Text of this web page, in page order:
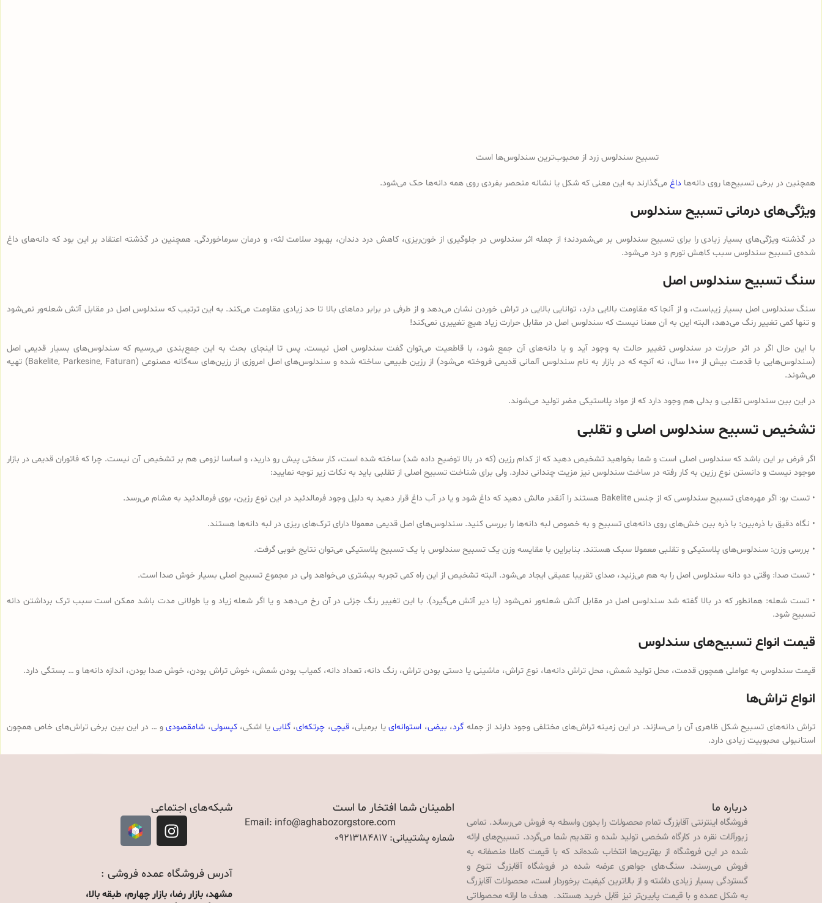
تسبیح سندلوس زرد از محبوب‌ترین سندلوس‌ها است
همچنین در برخی تسبیح‌ها روی دانه‌ها داغ می‌گذارند به این معنی که شکل یا نشانه منحصر بفردی روی همه دانه‌ها حک می‌شود.
ویژگی‌های درمانی تسبیح سندلوس
در گذشته ویژگی‌های بسیار زیادی را برای تسبیح سندلوس بر می‌شمردند؛ از جمله اثر سندلوس در جلوگیری از خون‌ریزی، کاهش درد دندان، بهبود سلامت لثه، و درمان سرماخوردگی. همچنین در گذشته اعتقاد بر این بود که دانه‌های داغ
شده‌ی تسبیح سندلوس سبب کاهش تورم و درد می‌شود.
سنگ تسبیح سندلوس اصل
سنگ سندلوس اصل بسیار زیباست، و از آنجا که مقاومت بالایی دارد، توانایی بالایی در تراش خوردن نشان می‌دهد و از طرفی در برابر دماهای بالا تا حد زیادی مقاومت می‌کند. به این ترتیب که سندلوس اصل در مقابل آتش شعله‌ور نمی‌شود
و تنها کمی تغییر رنگ می‌دهد، البته این به آن معنا نیست که سندلوس اصل در مقابل حرارت زیاد هیچ تغییری نمی‌کند!
با این حال اگر در اثر حرارت در سندلوس تغییر حالت به وجود آید و یا دانه‌های آن جمع شود، با قاطعیت می‌توان گفت سندلوس اصل نیست. پس تا اینجای بحث به این جمع‌بندی می‌رسیم که سندلوس‌های بسیار قدیمی اصل
(سندلوس‌هایی با قدمت بیش از 100 سال، نه آنچه که در بازار به نام سندلوس آلمانی قدیمی فروخته می‌شود) از رزین طبیعی ساخته شده و سندلوس‌‌های اصل امروزی از رزین‌های سه‌گانه مصنوعی (Bakelite, Parkesine, Faturan) تهیه
می‌شوند.
در این بین سندلوس تقلبی و بدلی هم وجود دارد که از مواد پلاستیکی مضر تولید می‌شوند.
تشخیص تسبیح سندلوس اصلی و تقلبی
اگر فرض بر این باشد که سندلوس اصلی است و شما بخواهید تشخیص دهید که از کدام رزین (که در بالا توضیح داده شد) ساخته شده است، کار سختی پیش رو دارید، و اساسا لزومی هم بر تشخیص آن نیست. چرا که فاتوران قدیمی در بازار
موجود نیست و دانستن نوع رزین به کار رفته در ساخت سندلوس نیز مزیت چندانی ندارد. ولی برای شناخت تسبیح اصلی از تقلبی باید به نکات زیر توجه نمایید:
• تست بو: اگر مهره‌های تسبیح‌ سندلوسی که از جنس Bakelite هستند را آنقدر مالش دهید که داغ شود و یا در آب داغ قرار دهید به دلیل وجود فرمالدئید در این نوع رزین، بوی فرمالدئید به مشام می‌رسد.
• نگاه دقیق با ذره‌بین: با ذره بین خش‌های روی دانه‌های تسبیح و به خصوص لبه دانه‌ها را بررسی کنید. سندلوس‌های اصل قدیمی معمولا دارای ترک‌های ریزی در لبه دانه‌ها هستند.
• بررسی وزن: سندلوس‌های پلاستیکی و تقلبی معمولا سبک هستند. بنابراین با مقایسه وزن یک تسبیح سندلوس با یک تسبیح پلاستیکی می‌توان نتایج خوبی گرفت.
• تست صدا: وقتی دو دانه سندلوس اصل را به هم می‌زنید، صدای تقریبا عمیقی ایجاد می‌شود. البته تشخیص از این راه کمی تجربه بیشتری می‌خواهد ولی در مجموع تسبیح اصلی بسیار خوش صدا است.
• تست شعله: همانطور که در بالا گفته شد سندلوس اصل در مقابل آتش شعله‌ور نمی‌شود (یا دیر آتش می‌گیرد). با این تغییر رنگ جزئی در آن رخ می‌دهد و یا اگر شعله زیاد و یا طولانی مدت باشد ممکن است سبب ترک برداشتن دانه
تسبیح شود.
قیمت انواع تسبیح‌های سندلوس
قیمت سندلوس به عواملی همچون قدمت، محل تولید شمش، محل تراش دانه‌ها، نوع تراش، ماشینی یا دستی بودن تراش، رنگ دانه، تعداد دانه، کمیاب بودن شمش، خوش تراش بودن، خوش صدا بودن، اندازه دانه‌ها و … بستگی دارد.
انواع تراش‌ها
تراش دانه‌های تسبیح شکل ظاهری آن را می‌سازند. در این زمینه تراش‌های مختلفی وجود دارند از جمله گرد، بیضی، استوانه‌اییا برمیلی،قیچی، چرتکه‌ای، گلابی یا اشکی،کپسولی، شامقصودیو … در این بین برخی تراش‌های خاص همچون
استانبولی محبوبیت زیادی دارد.
درباره ما
فروشگاه اینترنتی آقابزرگ تمام محصولات را بدون واسطه به فروش می‌رساند. تمامی
زیورآلات نقره در کارگاه شخصی تولید شده و تقدیم شما می‌گردد. تسبیح‌های ارائه
شده در این فروشگاه از بهترین‌ها انتخاب شده‌اند که با قیمت کاملا منصفانه به
فروش می‌رسند. سنگ‌های جواهری عرضه شده در فروشگاه آقابزرگ تنوع و
گستردگی بسیار زیادی داشته و از بالاترین کیفیت برخوردار است، محصولات آقابزرگ
به شکل عمده و با قیمت پایین‌تر نیز قابل خرید هستند. هدف ما ارائه محصولاتی
اطمینان شما افتخار ما است
Email: info@aghabozorgstore.com
شماره پشتیبانی: 09213184817
شبکه‌های اجتماعی
آدرس فروشگاه عمده فروشی :
مشهد، بازار رضا، بازار چهارم، طبقه بالا،